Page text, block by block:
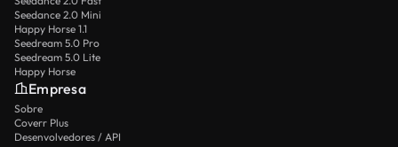
Seedance 2.0 Mini
Happy Horse 1.1
Seedream 5.0 Pro
Seedream 5.0 Lite
Happy Horse
Empresa
Sobre
Coverr Plus
Desenvolvedores / API